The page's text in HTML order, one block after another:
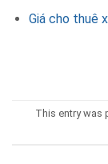
Giá cho thuê
This entry was